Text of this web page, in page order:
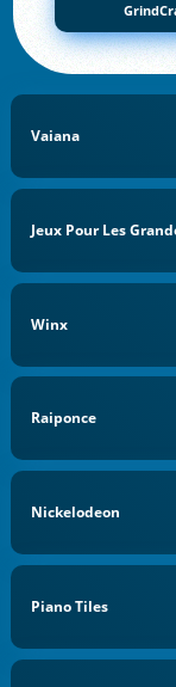
Vaiana
Jeux Pour Les
Winx
Raiponce
Nickelodeon
Piano Tiles